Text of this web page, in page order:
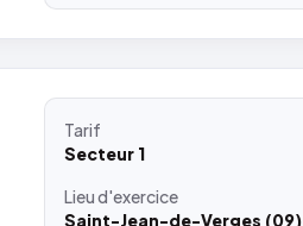
Tarif
Secteur 1
Lieud'exercice
Saint-Jean-de-Verges (09)